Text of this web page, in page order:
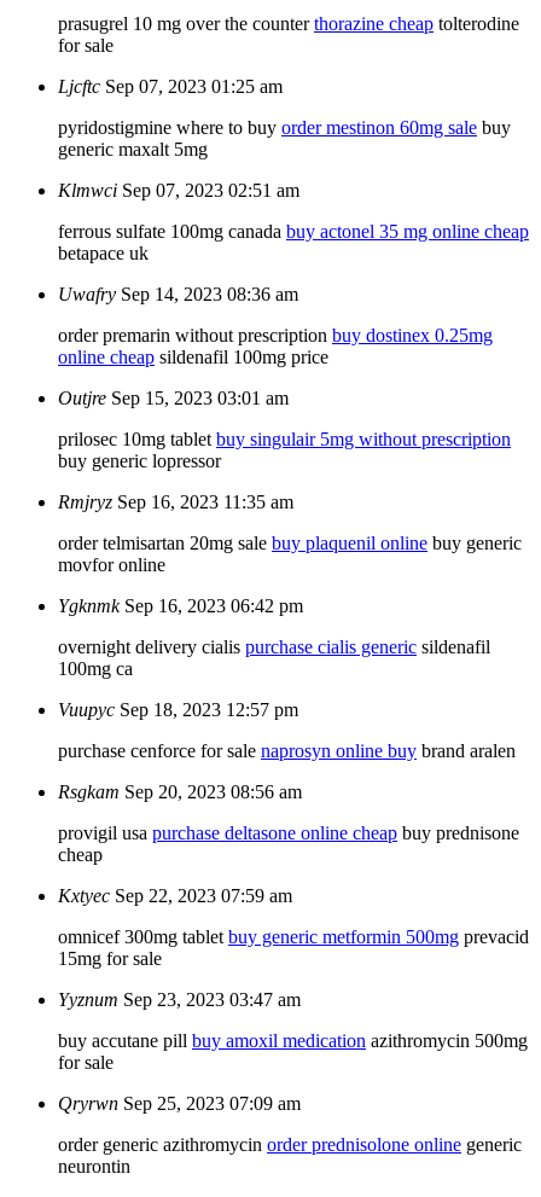
prasugrel 10 mg over the counterthorazine cheap tolterodine
for sale
Ljcftc Sep 07, 2023 01:25 am
pyridostigmine where to buy order mestinon 60mg sale buy
generic maxalt 5mg
Klmwci Sep 07, 2023 02:51 am
ferrous sulfate 100mg canada buy actonel 35 mg online cheap
betapace uk
Uwafry Sep 14, 2023 08:36 am
order premarin without prescription buy dostinex 0.25mg
online cheap sildenafil 100mg price
Outjre Sep 15, 2023 03:01 am
prilosec 10mg tablet buy singulair 5mg without prescription
buy generic lopressor
Rmjryz Sep 16, 2023 11:35 am
order telmisartan 20mg sale buy plaquenil online buy generic
movfor online
Ygknmk Sep 16, 2023 06:42 pm
overnight delivery cialis purchase cialis generic sildenafil
100mg ca
Vuupyc Sep 18, 2023 12:57 pm
purchase cenforce for sale naprosyn online buy brand aralen
Rsgkam Sep 20, 2023 08:56 am
provigil usa purchase deltasone online cheap buy prednisone
cheap
Kxtyec Sep 22, 2023 07:59 am
omnicef 300mg tablet buy generic metformin 500mg prevacid
15mg for sale
Yyznum Sep 23, 2023 03:47 am
buy accutane pill buy amoxil medication azithromycin 500mg
for sale
Qryrwn Sep 25, 2023 07:09 am
order generic azithromycin order prednisolone online generic
neurontin